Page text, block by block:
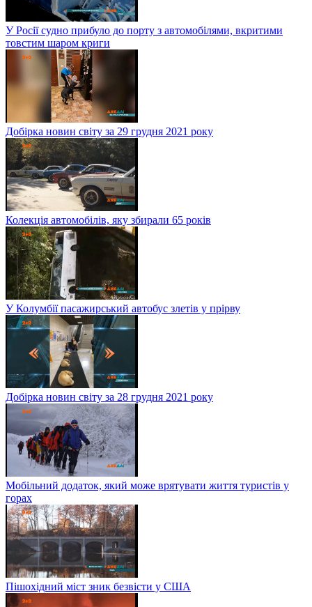
У Росії судно прибуло до порту з автомобілями, вкритими
товстим шаром криги
Добірка новин світу за 29 грудня 2021 року
Колекція автомобілів, яку збирали 65 років
У Колумбії пасажирський автобус злетів у прірву
Добірка новин світу за 28 грудня 2021 року
Мобільний додаток, який може врятувати життя туристів у
горах
Пішохідний міст зник безвісти у США